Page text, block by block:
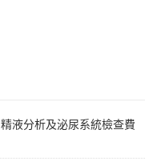
液分析及泌尿系統檢查費